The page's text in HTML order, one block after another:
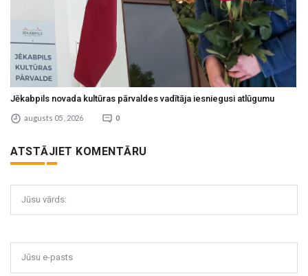
Jēkabpils novada kultūras pārvaldes vadītāja iesniegusi atlūgumu
augusts 05 , 2026 0
ATSTĀJIET KOMENTĀRU
Jūsu vārds:
Jūsu e-pasts